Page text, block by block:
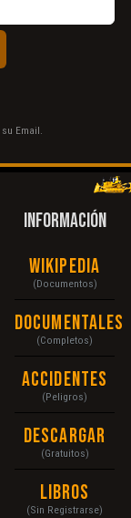
Email.
INFORMACIÓN
Wikipedia
(Documentos)
Documentales
(Completos)
Accidentes
(Peligros)
Descargar
(Gratuitos)
Libros
(Sin Registrarse)